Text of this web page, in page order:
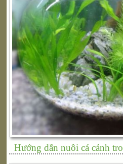
Hướng dẫn nuôi cá cảnh